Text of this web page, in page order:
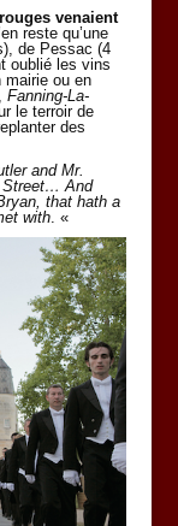
venaient
reste qu’une
de Pessac (4
oublié les vins
ou en
Fanning-La-
le terroir de
des
and Mr.
Street… And
that hath a
with. «